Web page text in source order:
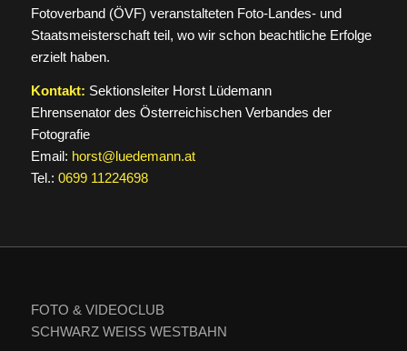
Fotoverband (ÖVF) veranstalteten Foto-Landes- und
Staatsmeisterschaft teil, wo wir schon beachtliche Erfolge
erzielt haben.
Kontakt: Sektionsleiter Horst Lüdemann
Ehrensenator des Österreichischen Verbandes der
Fotografie
Email: horst@luedemann.at
Tel.: 0699 11224698
FOTO & VIDEOCLUB
SCHWARZ WEISS WESTBAHN